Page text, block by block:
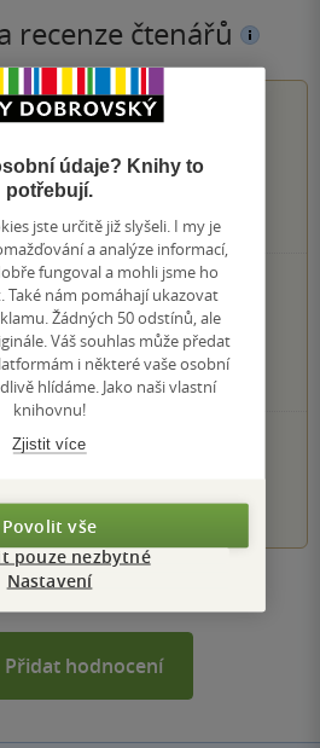
recenze čtenářů
z5
čtenářů
0×
5 hvězdiček
0×
4 hvězdičky
3 hvězdičky
2 hvězdičky
1 hvezdička
KNIHY
hodnocení
Přidat hodnocení
údaje? Knihy to
potřebují.
jste určitě již slyšeli. I my je
a analýze informací,
fungoval a mohli jsme ho
Také nám pomáhají ukazovat
Žádných 50 odstínů, ale
Váš souhlas může předat
i některé vaše osobní
hlídáme. Jako naši vlastní
knihovnu!
Zjistit více
Povolit vše
pouze nezbytné
Nastavení